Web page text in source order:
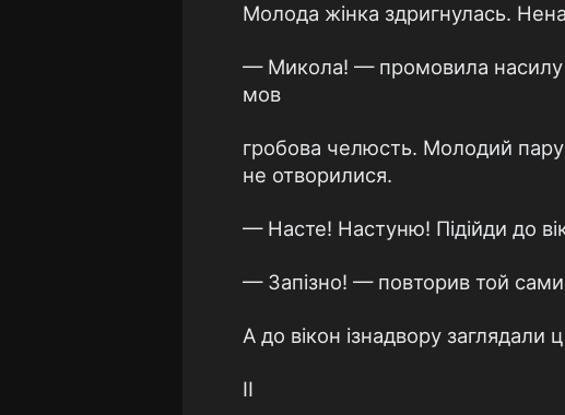
Молода жінка здригнулась.
— Микола! — промовила насилу і
мов
гробова челюсть. Молодий
не отворилися.
— Насте! Настуню! Підійди до
— Запізно! — повторив той
А до вікон ізнадвору заглядали
II